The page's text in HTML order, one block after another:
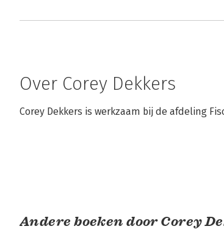
Over Corey Dekkers
Corey Dekkers is werkzaam bij de afdeling
Andere boeken door Corey